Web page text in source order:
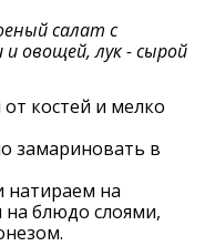
салат с
овощей, лук - сырой
костей и мелко
замариновать в
на
блюдо слоями,